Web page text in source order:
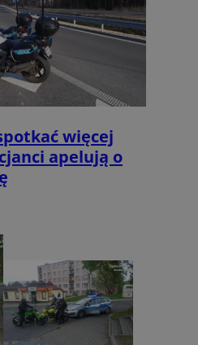
więcej
apelują o